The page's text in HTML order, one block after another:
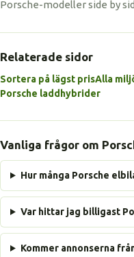
Porsche-modeller side by
Relaterade sidor
Sortera på lägst prisAlla
Porsche laddhybrider
Vanliga frågor om
Hur många Porsche
Var hittar jag billigast
Kommer annonserna